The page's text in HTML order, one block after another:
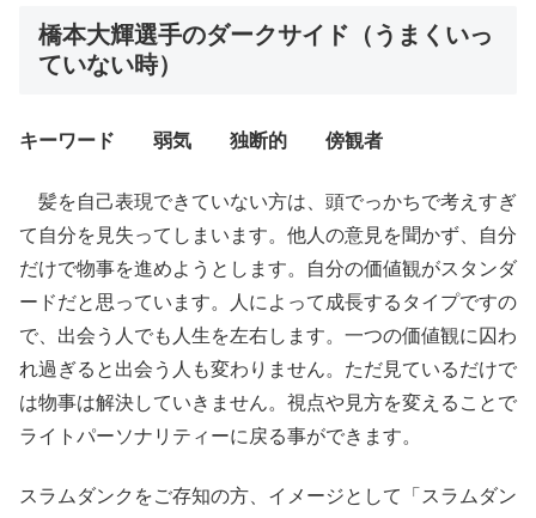
橋本大輝選手のダークサイド（うまくいっ
ていない時）
キーワード 弱気 独断的 傍観者
髪を自己表現できていない方は、頭でっかちで考えすぎ
て自分を見失ってしまいます。他人の意見を聞かず、自分
だけで物事を進めようとします。自分の価値観がスタンダ
ードだと思っています。人によって成長するタイプですの
で、出会う人でも人生を左右します。一つの価値観に囚わ
れ過ぎると出会う人も変わりません。ただ見ているだけで
は物事は解決していきません。視点や見方を変えることで
ライトパーソナリティーに戻る事ができます。
スラムダンクをご存知の方、イメージとして「スラムダン